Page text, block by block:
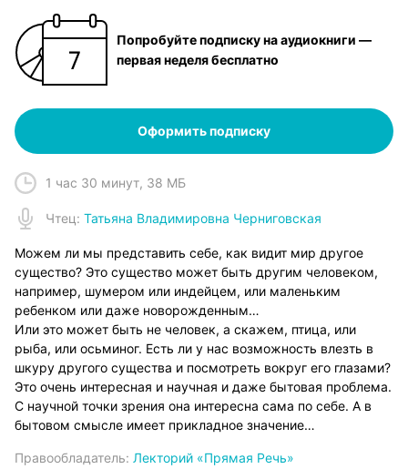
Попробуйте подписку на аудиокниги —
первая неделя бесплатно
Оформить подписку
1 час 30 минут, 38 МБ
Чтец: Татьяна Владимировна Черниговская
Можем ли мы представить себе, как видит мир другое
существо? Это существо может быть другим человеком,
например, шумером или индейцем, или маленьким
ребенком или даже новорожденным…
Или это может быть не человек, а скажем, птица, или
рыба, или осьминог. Есть ли у нас возможность влезть в
шкуру другого существа и посмотреть вокруг его глазами?
Это очень интересная и научная и даже бытовая проблема.
С научной точки зрения она интересна сама по себе. А в
бытовом смысле имеет прикладное значение…
Правообладатель: Лекторий «Прямая Речь»